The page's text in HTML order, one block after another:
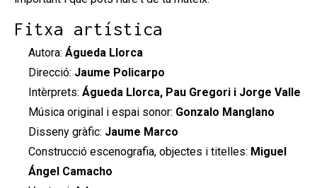
Fitxa artística
Autora: Águeda Llorca
Direcció: Jaume Policarpo
Intèrprets: Águeda Llorca, Pau Gregori i Jorge Valle
Música original i espai sonor: Gonzalo Manglano
Disseny gràfic: Jaume Marco
Construcció escenografia, objectes i titelles: Miguel
Ángel Camacho